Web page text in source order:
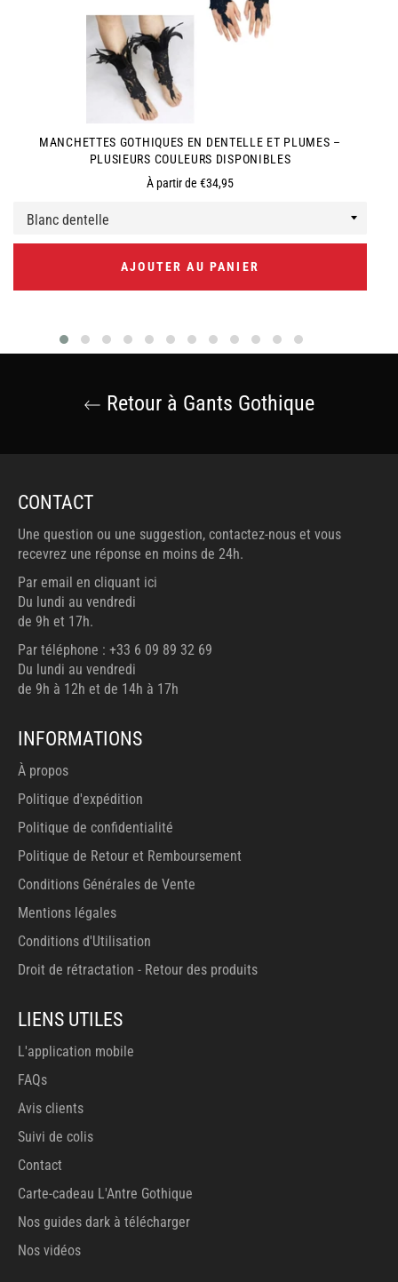
MANCHETTES GOTHIQUES EN DENTELLE ET PLUMES –
PLUSIEURS COULEURS DISPONIBLES
À partir de €34,95
AJOUTER AU PANIER
Retour à Gants Gothique
CONTACT
Une question ou une suggestion, contactez-nous et vous
recevrez une réponse en moins de 24h.
Par email en cliquant ici
Du lundi au vendredi
de 9h et 17h.
Par téléphone : +33 6 09 89 32 69
Du lundi au vendredi
de 9h à 12h et de 14h à 17h
INFORMATIONS
À propos
Politique d'expédition
Politique de confidentialité
Politique de Retour et Remboursement
Conditions Générales de Vente
Mentions légales
Conditions d'Utilisation
Droit de rétractation - Retour des produits
LIENS UTILES
L'application mobile
FAQs
Avis clients
Suivi de colis
Contact
Carte-cadeau L'Antre Gothique
Nos guides dark à télécharger
Nos vidéos